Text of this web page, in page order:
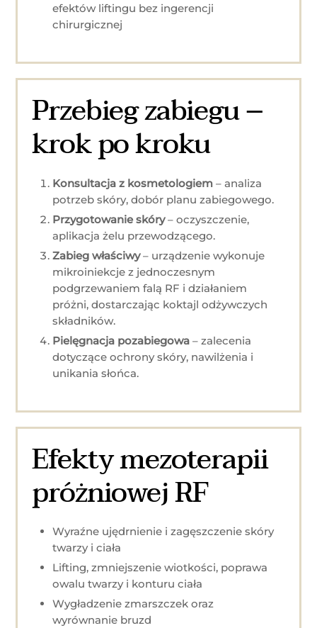
efektów liftingu bez ingerencji
chirurgicznej
Przebieg zabiegu –
krok po kroku
Konsultacja z kosmetologiem – analiza
potrzeb skóry, dobór planu zabiegowego.
Przygotowanie skóry– oczyszczenie,
aplikacja żelu przewodzącego.
Zabieg właściwy– urządzenie wykonuje
mikroiniekcje z jednoczesnym
podgrzewaniem falą RF i działaniem
próżni, dostarczając koktajl odżywczych
składników.
Pielęgnacja pozabiegowa – zalecenia
dotyczące ochrony skóry, nawilżenia i
unikania słońca.
Efekty mezoterapii
próżniowej RF
Wyraźne ujędrnienie i zagęszczenie skóry
twarzy i ciała
Lifting, zmniejszenie wiotkości, poprawa
owalu twarzy i konturu ciała
Wygładzenie zmarszczek oraz
wyrównanie bruzd